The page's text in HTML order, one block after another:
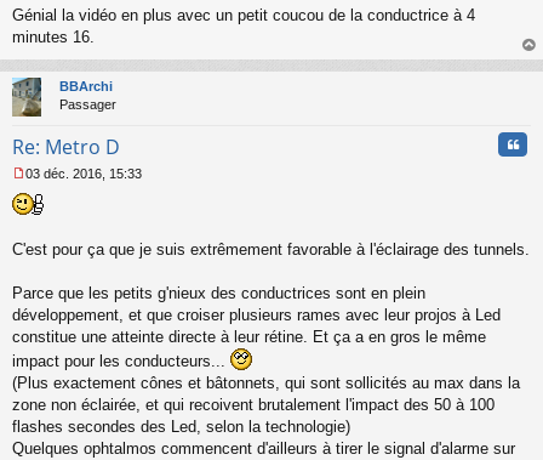
u
e
s
a
g
e
o
l
u
Génial la vidéo en plus avec un petit coucou de la conductrice à 4
minutes 16.
au
BBArchi
Passager
Re: Metro D
e
a
e
n
o
l
u
03 déc. 2016, 15:33
C'est pour ça que je suis extrêmement favorable à l'éclairage des tunnels.
Parce que les petits g'nieux des conductrices sont en plein
développement, et que croiser plusieurs rames avec leur projos à Led
constitue une atteinte directe à leur rétine. Et ça a en gros le même
impact pour les conducteurs...
(Plus exactement cônes et bâtonnets, qui sont sollicités au max dans la
zone non éclairée, et qui recoivent brutalement l'impact des 50 à 100
flashes secondes des Led, selon la technologie)
Quelques ophtalmos commencent d'ailleurs à tirer le signal d'alarme sur